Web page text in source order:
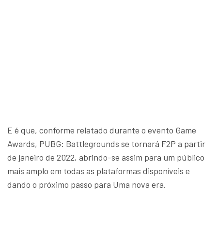
E é que, conforme relatado durante o evento Game
Awards, PUBG: Battlegrounds se tornará F2P a partir
de janeiro de 2022, abrindo-se assim para um público
mais amplo em todas as plataformas disponíveis e
dando o próximo passo para Uma nova era.